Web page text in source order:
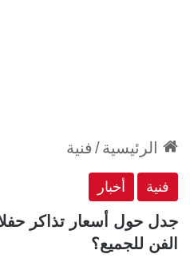
الرئيسية/ فنية
فنية أخبار
جدل حول أسعار تذاكر
الفن للجميع؟